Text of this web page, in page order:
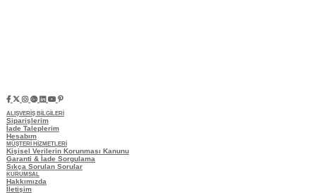
ALIŞVERİŞ BİLGİLERİ
Siparişlerim
İade Taleplerim
Hesabım
MÜŞTERİ HİZMETLERİ
Kişisel Verilerin Korunması Kanunu
Garanti & İade Sorgulama
Sıkça Sorulan Sorular
KURUMSAL
Hakkımızda
İletişim